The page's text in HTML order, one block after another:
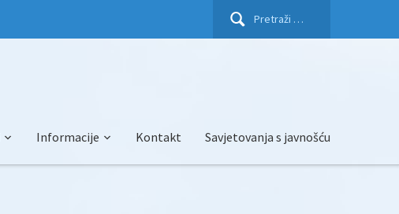
Pretraži:
Informacije Kontakt Savjetovanja s javnošću